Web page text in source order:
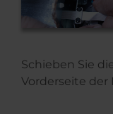
Schieben Sie
Vorderseite der